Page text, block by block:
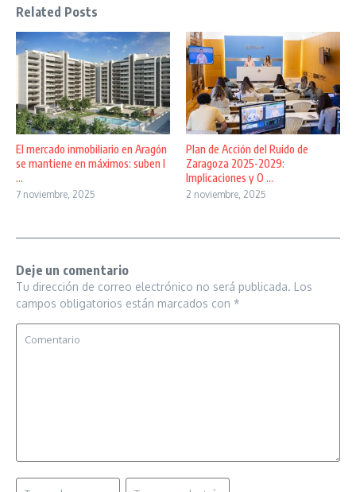
Related Posts
El mercado inmobiliario en Aragón
se mantiene en máximos: suben l
...
7 noviembre, 2025
Plan de Acción del Ruido de
Zaragoza 2025-2029:
Implicaciones y O ...
2 noviembre, 2025
Deje un comentario
Tu dirección de correo electrónico no será publicada. Los
campos obligatorios están marcados con *